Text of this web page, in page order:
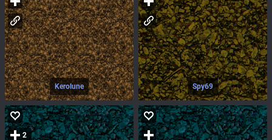
Kerolune Spy69
2